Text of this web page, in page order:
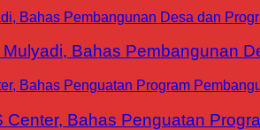
Bahas Pembangunan
Bahas Penguatan